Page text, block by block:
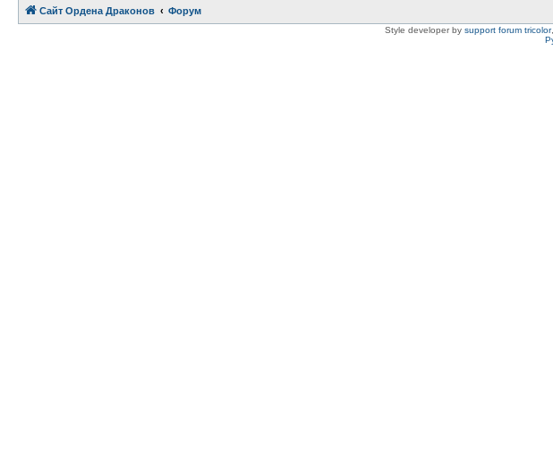
Сайт Ордена Драконов Форум
Style developer by support forum tricolor,